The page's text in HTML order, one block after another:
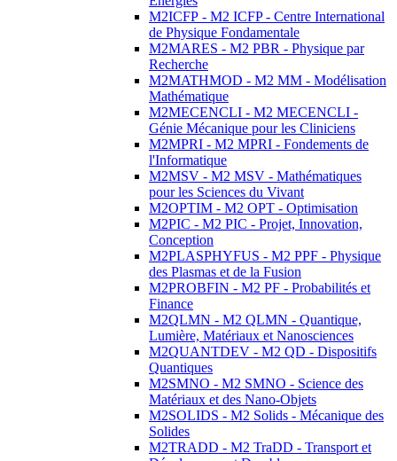
M2ICFP - M2 ICFP - Centre International
de Physique Fondamentale
M2MARES - M2 PBR - Physique par
Recherche
M2MATHMOD - M2 MM - Modélisation
Mathématique
M2MECENCLI - M2 MECENCLI -
Génie Mécanique pour les Cliniciens
M2MPRI - M2 MPRI - Fondements de
l'Informatique
M2MSV - M2 MSV - Mathématiques
pour les Sciences du Vivant
M2OPTIM - M2 OPT - Optimisation
M2PIC - M2 PIC - Projet, Innovation,
Conception
M2PLASPHYFUS - M2 PPF - Physique
des Plasmas et de la Fusion
M2PROBFIN - M2 PF - Probabilités et
Finance
M2QLMN - M2 QLMN - Quantique,
Lumière, Matériaux et Nanosciences
M2QUANTDEV - M2 QD - Dispositifs
Quantiques
M2SMNO - M2 SMNO - Science des
Matériaux et des Nano-Objets
M2SOLIDS - M2 Solids - Mécanique des
Solides
M2TRADD - M2 TraDD - Transport et